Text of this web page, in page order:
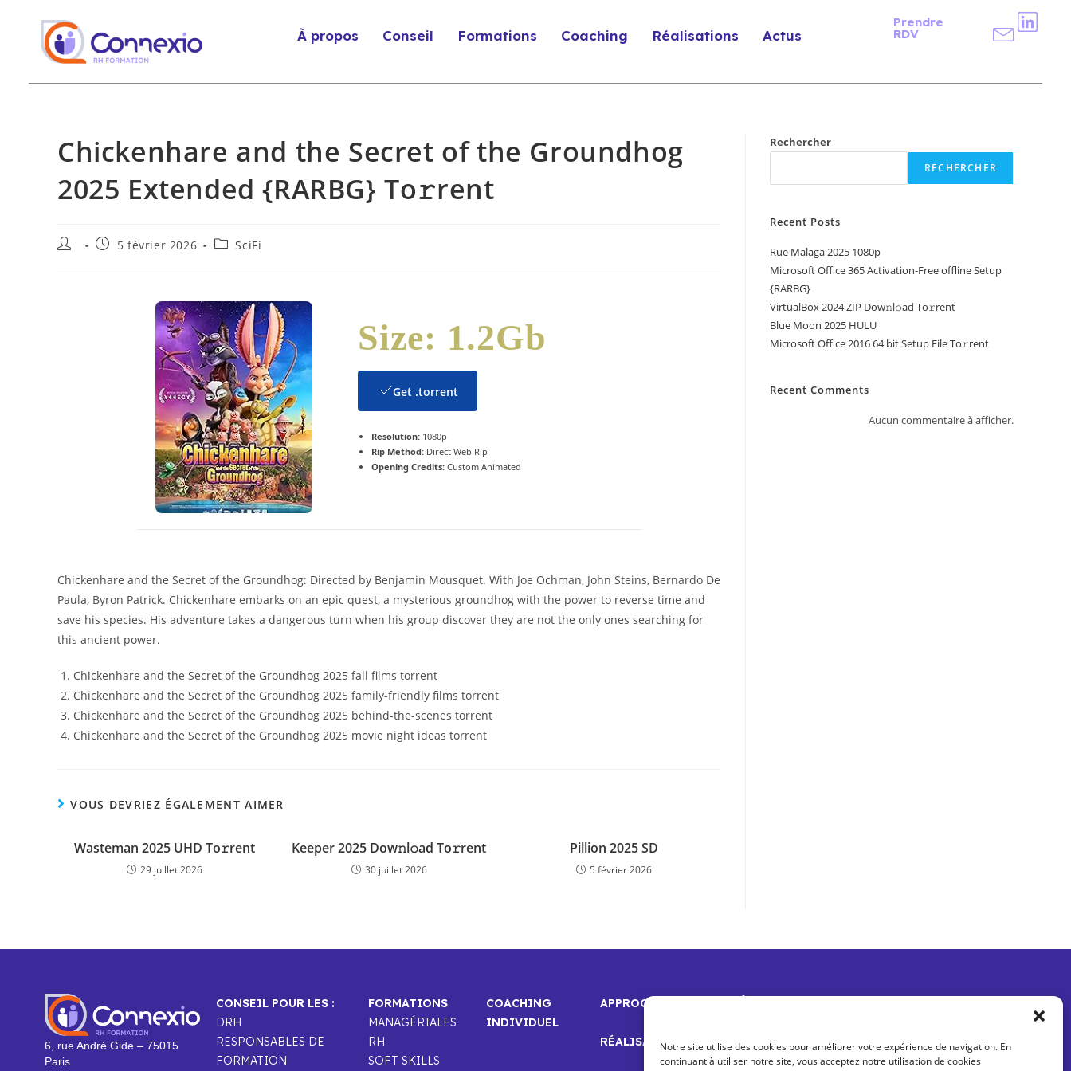
Notre site utilise des cookies pour améliorer votre expérience de navigation. En
continuant à utiliser notre site, vous acceptez notre utilisation de cookies
À propos Conseil Formations Coaching Réalisations Actus
Prendre
RDV
Chickenhare and the Secret of the Groundhog
2025 Extended {RARBG} To𝚛rent
5 février 2026 SciFi
Size: 1.2Gb
Get .torrent
Resolution:1080p
Rip Method:Direct Web Rip
Opening Credits:Custom Animated
Chickenhare and the Secret of the Groundhog: Directed by Benjamin Mousquet. With Joe Ochman, John Steins, Bernardo De
Paula, Byron Patrick. Chickenhare embarks on an epic quest, a mysterious groundhog with the power to reverse time and
save his species. His adventure takes a dangerous turn when his group discover they are not the only ones searching for
this ancient power.
Chickenhare and the Secret of the Groundhog 2025 fall films torrent
Chickenhare and the Secret of the Groundhog 2025 family-friendly films torrent
Chickenhare and the Secret of the Groundhog 2025 behind-the-scenes torrent
Chickenhare and the Secret of the Groundhog 2025 movie night ideas torrent
VOUS DEVRIEZ ÉGALEMENT AIMER
Wasteman 2025 UHD To𝚛rent
29 juillet 2026
Keeper 2025 Dow𝚗l𝚘ad To𝚛rent
30 juillet 2026
Pillion 2025 SD
5 février 2026
Rechercher
RECHERCHER
Recent Posts
Rue Malaga 2025 1080p
Microsoft Office 365 Activation-Free offline Setup
{RARBG}
VirtualBox 2024 ZIP Dow𝚗l𝚘ad To𝚛rent
Blue Moon 2025 HULU
Microsoft Office 2016 64 bit Setup File To𝚛rent
Recent Comments
Aucun commentaire à afficher.
6, rue André Gide – 75015
Paris
CONSEIL POUR LES :
DRH
RESPONSABLES DE
FORMATION
FORMATIONS
MANAGÉRIALES
RH
SOFT SKILLS
COACHING
INDIVIDUEL
APPROCHE
RÉALISATIONS